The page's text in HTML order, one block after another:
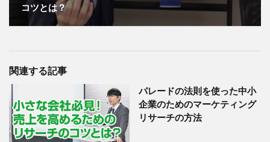
コツとは？
関連する記事
パレードの法則を使った中小
企業のためのマーケティング
リサーチの方法